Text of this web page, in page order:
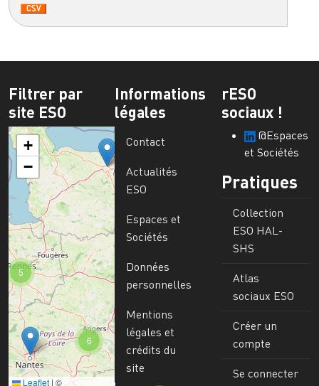
Filtrer par
site ESO
6
5
+
−
Leaflet | ©
Informations
légales
Contact
Actualités
ESO
Espaces et
Sociétés
Données
personnelles
Mentions
légales et
crédits du
site
rESO
sociaux !
@Espaces
et Sociétés
Pratiques
Collection
ESO HAL-
SHS
Atlas
sociaux ESO
Créer un
compte
Se connecter